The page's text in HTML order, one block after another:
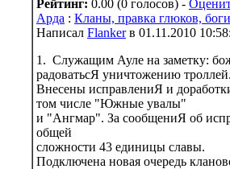
Рейтинг: 0.00 (0 голосов) -
Арда : Кланы, правка глюков, боги
Написал Flanker в 01.11.2010
1. Служащим Ауле на заметку:
радоватьсЯ уничтожению троллей.
Внесены исправлениЯ и
том числе "Южные увалы"
и "Ангмар". За сообщениЯ об
общей
сложности 43 единицы славы.
Подключена новая очередь